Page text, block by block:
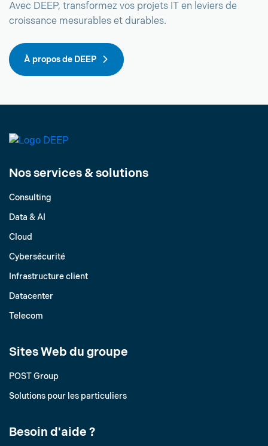
Avec DEEP, transformez vos projets IT en leviers de
croissance mesurables et durables.
À propos de DEEP
Nos services & solutions
Consulting
Data & AI
Cloud
Cybersécurité
Infrastructure client
Datacenter
Telecom
Sites Web du groupe
POST Group
Solutions pour les particuliers
Besoin d'aide ?